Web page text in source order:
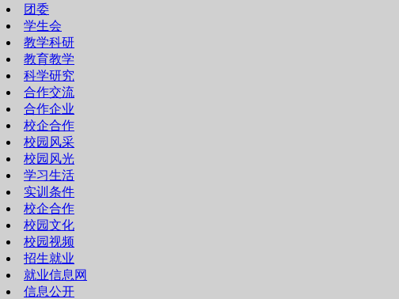
团委
学生会
教学科研
教育教学
科学研究
合作交流
合作企业
校企合作
校园风采
校园风光
学习生活
实训条件
校企合作
校园文化
校园视频
招生就业
就业信息网
信息公开